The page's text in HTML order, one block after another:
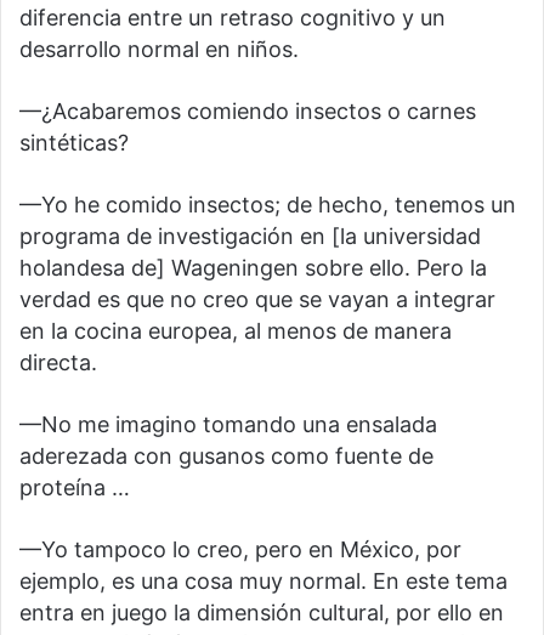
diferencia entre un retraso cognitivo y un
desarrollo normal en niños.
—¿Acabaremos comiendo insectos o carnes
sintéticas?
—Yo he comido insectos; de hecho, tenemos un
programa de investigación en [la universidad
holandesa de] Wageningen sobre ello. Pero la
verdad es que no creo que se vayan a integrar
en la cocina europea, al menos de manera
directa.
—No me imagino tomando una ensalada
aderezada con gusanos como fuente de
proteína …
—Yo tampoco lo creo, pero en México, por
ejemplo, es una cosa muy normal. En este tema
entra en juego la dimensión cultural, por ello en